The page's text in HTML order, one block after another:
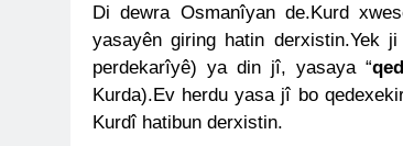
1
1
Di dewra Osmanîyan de.Kurd
yasayên giring hatin derxistin.Yek
perdekarîyê) ya din jî, yasaya “
Kurda).Ev herdu yasa jî bo
Kurdî hatibun derxistin.